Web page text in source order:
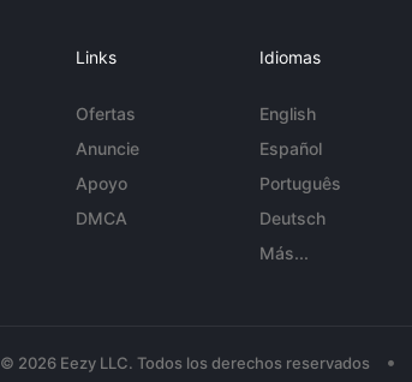
Links
Ofertas
Anuncie
Apoyo
DMCA
Idiomas
English
Español
Português
Deutsch
Más...
© 2026 Eezy LLC. Todos los derechos reservados •